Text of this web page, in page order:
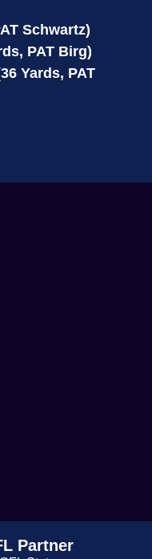
Schwartz)
PAT Birg)
Yards, PAT
Partner